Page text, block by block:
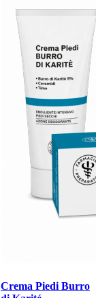
Crema Piedi Burro